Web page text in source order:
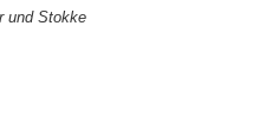
und Stokke